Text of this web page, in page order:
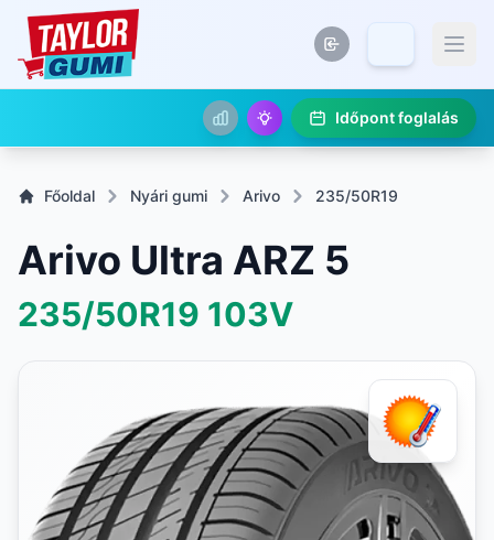
Időpont foglalás
Főoldal Nyári gumi Arivo 235/50R19
Arivo Ultra ARZ 5
235/50R19 103V